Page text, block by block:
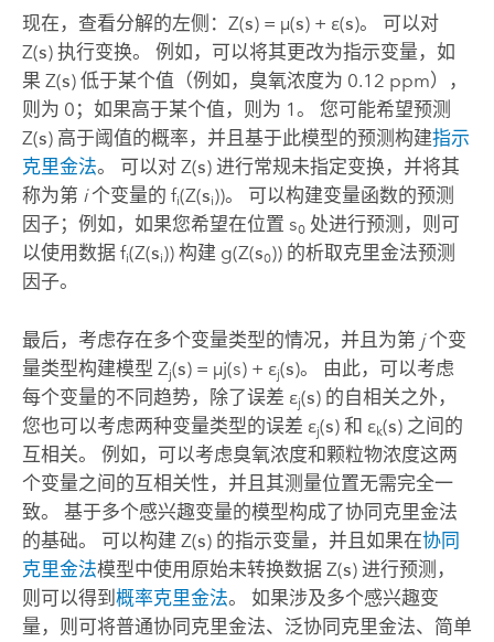
现在，查看分解的左侧：Z(s) = µ(s) + ε(s)。 可以对
Z(s) 执行变换。 例如，可以将其更改为指示变量，如
果 Z(s) 低于某个值（例如，臭氧浓度为 0.12 ppm），
则为 0；如果高于某个值，则为 1。 您可能希望预测
Z(s) 高于阈值的概率，并且基于此模型的预测构建指示
克里金法。 可以对 Z(s) 进行常规未指定变换，并将其
称为第 i个变量的 fi(Z(si))。 可以构建变量函数的预测
因子；例如，如果您希望在位置 s0处进行预测，则可
以使用数据 fi(Z(si)) 构建 g(Z(s0)) 的析取克里金法预测
因子。
最后，考虑存在多个变量类型的情况，并且为第 j个变
量类型构建模型 Zj(s) = µj(s) + εj(s)。 由此，可以考虑
每个变量的不同趋势，除了误差 εj(s) 的自相关之外，
您也可以考虑两种变量类型的误差 εj(s) 和 εk(s) 之间的
互相关。 例如，可以考虑臭氧浓度和颗粒物浓度这两
个变量之间的互相关性，并且其测量位置无需完全一
致。 基于多个感兴趣变量的模型构成了协同克里金法
的基础。 可以构建 Z(s) 的指示变量，并且如果在协同
克里金法模型中使用原始未转换数据 Z(s) 进行预测，
则可以得到 概率克里金法。 如果涉及多个感兴趣变
量，则可将普通协同克里金法、泛协同克里金法、简单